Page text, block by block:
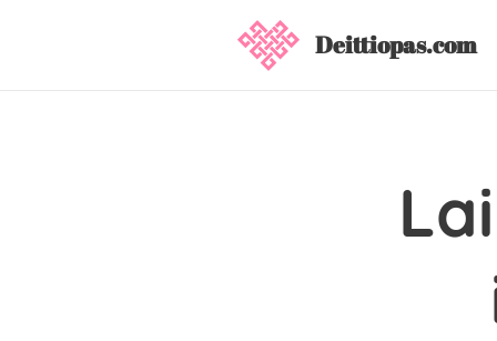
Deittiopas.com